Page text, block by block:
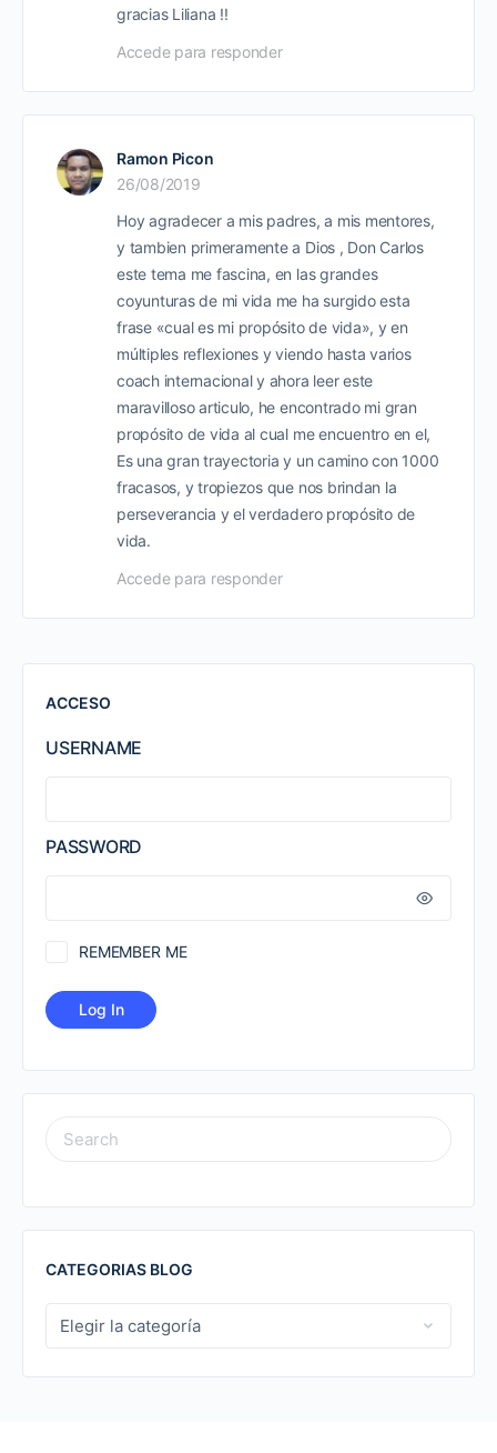
gracias Liliana !!
Accede para responder
Ramon Picon
26/08/2019
Hoy agradecer a mis padres, a mis mentores,
y tambien primeramente a Dios , Don Carlos
este tema me fascina, en las grandes
coyunturas de mi vida me ha surgido esta
frase «cual es mi propósito de vida», y en
múltiples reflexiones y viendo hasta varios
coach internacional y ahora leer este
maravilloso articulo, he encontrado mi gran
propósito de vida al cual me encuentro en el,
Es una gran trayectoria y un camino con 1000
fracasos, y tropiezos que nos brindan la
perseverancia y el verdadero propósito de
vida.
Accede para responder
ACCESO
USERNAME
PASSWORD
REMEMBER ME
SEARCH
FOR:
CATEGORIAS BLOG
CATEGORIAS
BLOG